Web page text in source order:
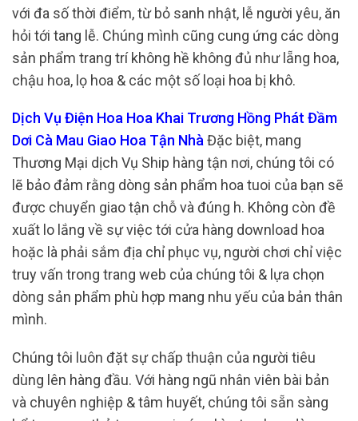
với đa số thời điểm, từ bỏ sanh nhật, lễ người yêu, ăn
hỏi tới tang lễ. Chúng mình cũng cung ứng các dòng
sản phẩm trang trí không hề không đủ như lẵng hoa,
chậu hoa, lọ hoa & các một số loại hoa bị khô.
Dịch Vụ Điện Hoa Hoa Khai Trương Hồng Phát Đầm
Dơi Cà Mau Giao Hoa Tận Nhà Đặc biệt, mang
Thương Mại dịch Vụ Ship hàng tận nơi, chúng tôi có
lẽ bảo đảm rằng dòng sản phẩm hoa tuoi của bạn sẽ
được chuyển giao tận chỗ và đúng h. Không còn đề
xuất lo lắng về sự việc tới cửa hàng download hoa
hoặc là phải sắm địa chỉ phục vụ, người chơi chỉ việc
truy vấn trong trang web của chúng tôi & lựa chọn
dòng sản phẩm phù hợp mang nhu yếu của bản thân
mình.
Chúng tôi luôn đặt sự chấp thuận của người tiêu
dùng lên hàng đầu. Với hàng ngũ nhân viên bài bản
và chuyên nghiệp & tâm huyết, chúng tôi sẵn sàng